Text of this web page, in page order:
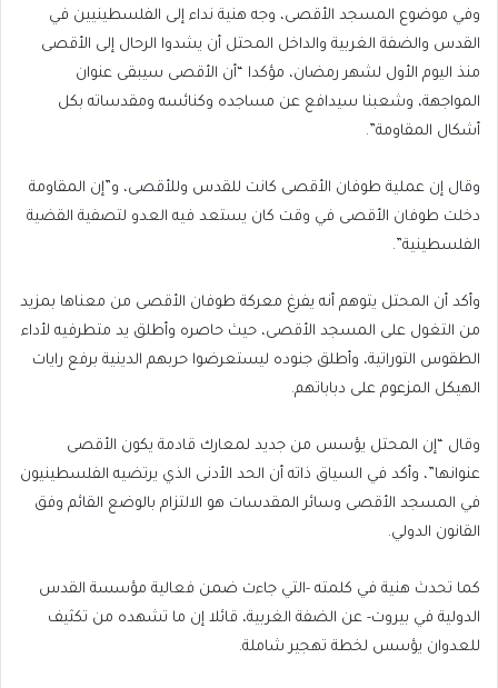
وفي موضوع المسجد الأقصى، وجه هنية نداء إلى الفلسطينيين في
القدس والضفة الغربية والداخل المحتل أن يشدوا الرحال إلى الأقصى
منذ اليوم الأول لشهر رمضان، مؤكدا “أن الأقصى سيبقى عنوان
المواجهة، وشعبنا سيدافع عن مساجده وكنائسه ومقدساته بكل
أشكال المقاومة”.
وقال إن عملية طوفان الأقصى كانت للقدس وللأقصى، و”إن المقاومة
دخلت طوفان الأقصى في وقت كان يستعد فيه العدو لتصفية القضية
الفلسطينية”.
وأكد أن المحتل يتوهم أنه يفرغ معركة طوفان الأقصى من معناها بمزيد
من التغول على المسجد الأقصى، حيث حاصره وأطلق يد متطرفيه لأداء
الطقوس التوراتية، وأطلق جنوده ليستعرضوا حربهم الدينية برفع رايات
الهيكل المزعوم على دباباتهم.
وقال “إن المحتل يؤسس من جديد لمعارك قادمة يكون الأقصى
عنوانها”، وأكد في السياق ذاته أن الحد الأدنى الذي يرتضيه الفلسطينيون
في المسجد الأقصى وسائر المقدسات هو الالتزام بالوضع القائم وفق
القانون الدولي.
كما تحدث هنية في كلمته -التي جاءت ضمن فعالية مؤسسة القدس
الدولية في بيروت- عن الضفة الغربية، قائلا إن ما تشهده من تكثيف
للعدوان يؤسس لخطة تهجير شاملة.